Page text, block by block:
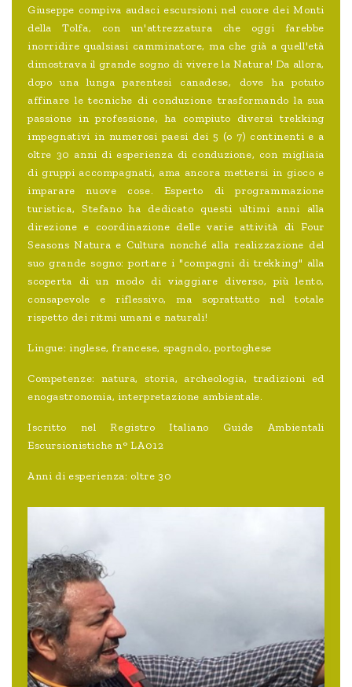
Giuseppe compiva audaci escursioni nel cuore dei Monti
della Tolfa, con un'attrezzatura che oggi farebbe
inorridire qualsiasi camminatore, ma che già a quell'età
dimostrava il grande sogno di vivere la Natura! Da allora,
dopo una lunga parentesi canadese, dove ha potuto
affinare le tecniche di conduzione trasformando la sua
passione in professione, ha compiuto diversi trekking
impegnativi in numerosi paesi dei 5 (o 7) continenti e a
oltre 30 anni di esperienza di conduzione, con migliaia
di gruppi accompagnati, ama ancora mettersi in gioco e
imparare nuove cose. Esperto di programmazione
turistica, Stefano ha dedicato questi ultimi anni alla
direzione e coordinazione delle varie attività di Four
Seasons Natura e Cultura nonché alla realizzazione del
suo grande sogno: portare i "compagni di trekking" alla
scoperta di un modo di viaggiare diverso, più lento,
consapevole e riflessivo, ma soprattutto nel totale
rispetto dei ritmi umani e naturali!
Lingue: inglese, francese, spagnolo, portoghese
Competenze: natura, storia, archeologia, tradizioni ed
enogastronomia, interpretazione ambientale.
Iscritto nel Registro Italiano Guide Ambientali
Escursionistiche n° LA012
Anni di esperienza: oltre 30